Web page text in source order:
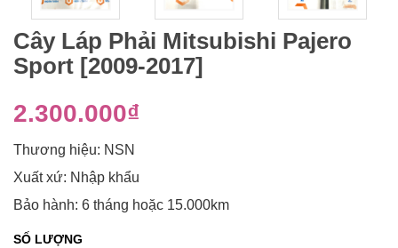
Cây Láp Phải Mitsubishi Pajero
Sport [2009-2017]
2.300.000₫
Thương hiệu: NSN
Xuất xứ: Nhập khẩu
Bảo hành: 6 tháng hoặc 15.000km
SỐ LƯỢNG